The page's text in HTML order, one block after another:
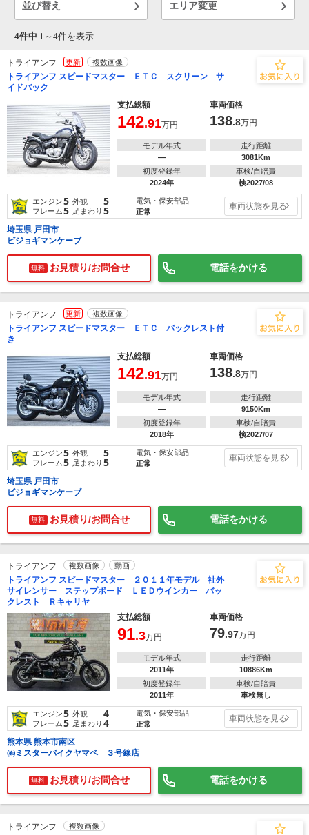
並び替え エリア変更
4件中 1～ 4件を表示
トライアンフ 更新 複数画像
トライアンフ スピードマスター ＥＴＣ スクリーン サ
イドバック
支払総額
車両価格
142.91万円 138.8万円
モデル年式
―
走行距離
3081Km
初度登録年
2024年
車検/自賠責
検2027/08
エンジン5 外観 5
フレーム5 足まわり 5
電気・保安部品
正常
車両状態を見る
埼玉県 戸田市
ビジョギマンケーブ
無料 お見積り/お問合せ 電話をかける
トライアンフ 更新 複数画像
トライアンフ スピードマスター ＥＴＣ バックレスト付
き
支払総額
車両価格
142.91万円 138.8万円
モデル年式
―
走行距離
9150Km
初度登録年
2018年
車検/自賠責
検2027/07
エンジン5 外観 5
フレーム5 足まわり 5
電気・保安部品
正常
車両状態を見る
埼玉県 戸田市
ビジョギマンケーブ
無料 お見積り/お問合せ 電話をかける
トライアンフ 複数画像 動画
トライアンフ スピードマスター ２０１１年モデル 社外
サイレンサー ステップボード ＬＥＤウインカー バッ
クレスト Ｒキャリヤ
支払総額
車両価格
91.3万円 79.97万円
モデル年式
2011年
走行距離
10886Km
初度登録年
2011年
車検/自賠責
車検無し
エンジン5 外観 4
フレーム5 足まわり 4
電気・保安部品
正常
車両状態を見る
熊本県 熊本市南区
㈱ミスターバイクヤマベ ３号線店
無料 お見積り/お問合せ 電話をかける
トライアンフ 複数画像